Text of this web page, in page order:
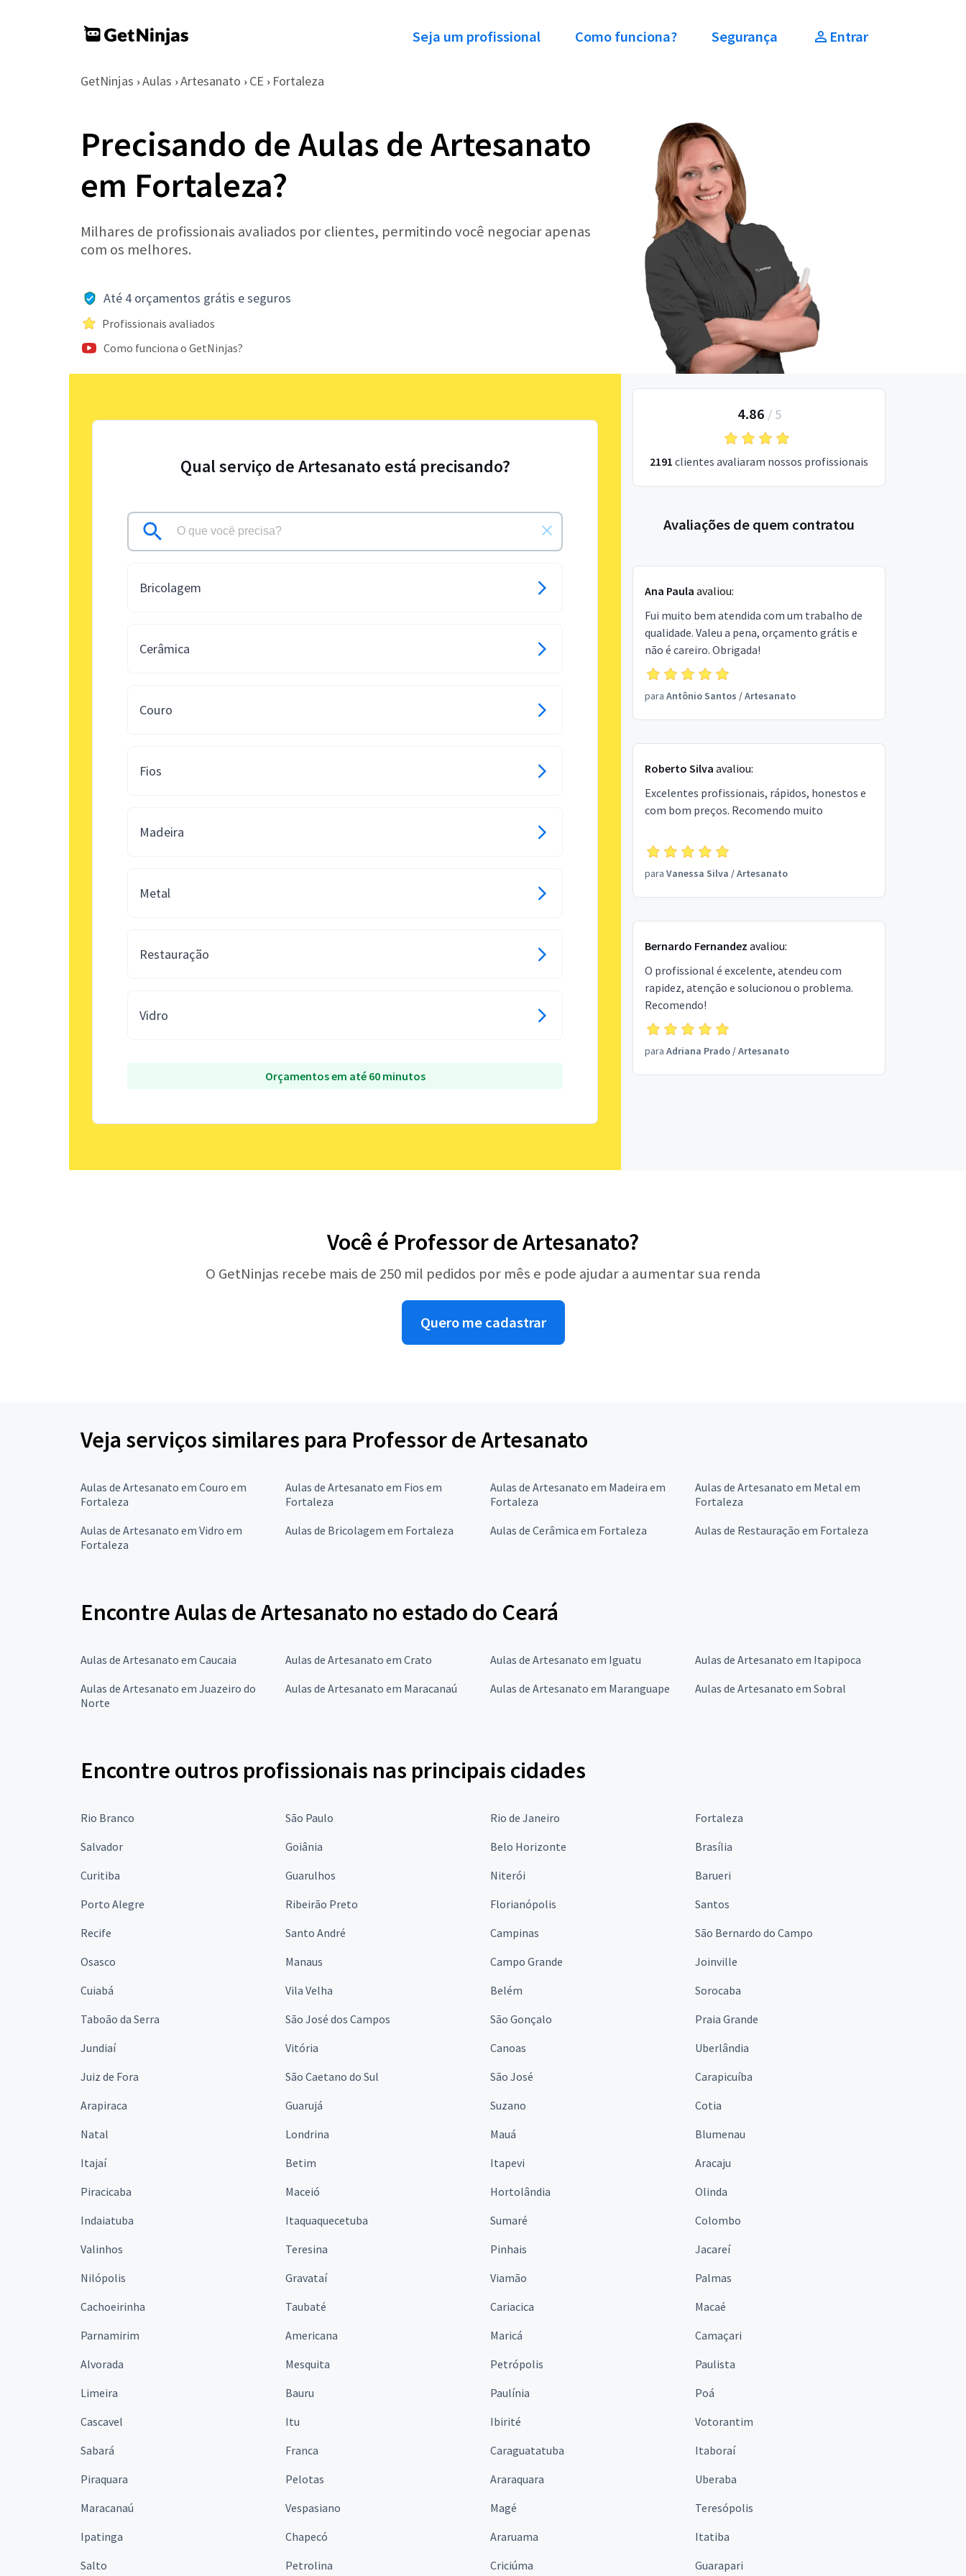
Seja um profissional Como funciona? Segurança Entrar
GetNinjas › Aulas › Artesanato › CE › Fortaleza
Precisando de Aulas de Artesanato
em Fortaleza?
Milhares de profissionais avaliados por clientes, permitindo você negociar apenas
com os melhores.
Até 4 orçamentos grátis e seguros
Profissionais avaliados
Como funciona o GetNinjas?
Qual serviço de Artesanato está precisando?
Bricolagem
Cerâmica
Couro
Fios
Madeira
Metal
Restauração
Vidro
Orçamentos em até 60 minutos
4.86 / 5
2191 clientes avaliaram nossos profissionais
Avaliações de quem contratou
Ana Paula avaliou:
Fui muito bem atendida com um trabalho de
qualidade. Valeu a pena, orçamento grátis e
não é careiro. Obrigada!
para Antônio Santos /Artesanato
Roberto Silva avaliou:
Excelentes profissionais, rápidos, honestos e
com bom preços. Recomendo muito
para Vanessa Silva /Artesanato
Bernardo Fernandez avaliou:
O profissional é excelente, atendeu com
rapidez, atenção e solucionou o problema.
Recomendo!
para Adriana Prado/Artesanato
Você é Professor de Artesanato?
O GetNinjas recebe mais de 250 mil pedidos por mês e pode ajudar a aumentar sua renda
Quero me cadastrar
Veja serviços similares para Professor de Artesanato
Aulas de Artesanato em Couro em
Fortaleza
Aulas de Artesanato em Fios em
Fortaleza
Aulas de Artesanato em Madeira em
Fortaleza
Aulas de Artesanato em Metal em
Fortaleza
Aulas de Artesanato em Vidro em
Fortaleza
Aulas de Bricolagem em Fortaleza Aulas de Cerâmica em Fortaleza Aulas de Restauração em Fortaleza
Encontre Aulas de Artesanato no estado do Ceará
Aulas de Artesanato em Caucaia Aulas de Artesanato em Crato Aulas de Artesanato em Iguatu
Aulas de Artesanato em Itapipoca
Aulas de Artesanato em Juazeiro do
Norte
Aulas de Artesanato em Maracanaú Aulas de Artesanato em Maranguape Aulas de Artesanato em Sobral
Encontre outros profissionais nas principais cidades
Rio Branco São Paulo Rio de Janeiro
Fortaleza
Salvador
Goiânia Belo Horizonte
Brasília
Curitiba
Guarulhos Niterói
Barueri
Porto Alegre
Ribeirão Preto Florianópolis
Santos
Recife
Santo André Campinas
São Bernardo do Campo
Osasco
Manaus Campo Grande
Joinville
Cuiabá
Vila Velha Belém
Sorocaba
Taboão da Serra
São José dos Campos São Gonçalo
Praia Grande
Jundiaí
Vitória Canoas
Uberlândia
Juiz de Fora
São Caetano do Sul São José
Carapicuíba
Arapiraca
Guarujá Suzano
Cotia
Natal
Londrina Mauá
Blumenau
Itajaí
Betim Itapevi
Aracaju
Piracicaba
Maceió Hortolândia
Olinda
Indaiatuba
Itaquaquecetuba Sumaré
Colombo
Valinhos
Teresina Pinhais
Jacareí
Nilópolis
Gravataí Viamão
Palmas
Cachoeirinha
Taubaté Cariacica
Macaé
Parnamirim
Americana Maricá
Camaçari
Alvorada
Mesquita Petrópolis
Paulista
Limeira
Bauru Paulínia
Poá
Cascavel
Itu Ibirité
Votorantim
Sabará
Franca Caraguatatuba
Itaboraí
Piraquara
Pelotas Araraquara
Uberaba
Maracanaú
Vespasiano Magé
Teresópolis
Ipatinga
Chapecó Araruama
Itatiba
Salto
Petrolina Criciúma Guarapari